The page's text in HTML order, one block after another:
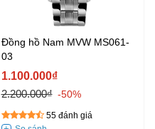
Đồng hồ Nam MVW MS061-
03
1.100.000₫
2.200.000₫ -50%
55 đánh giá